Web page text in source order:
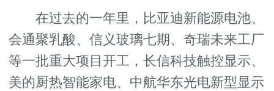
在过去的一年里，比亚迪新能源电池、
会通聚乳酸、信义玻璃七期、奇瑞未来工厂
等一批重大项目开工，长信科技触控显示、
美的厨热智能家电、中航华东光电新型显示